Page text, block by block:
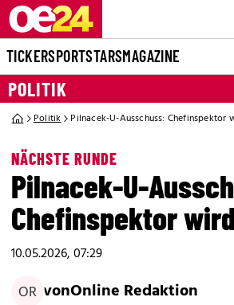
TICKERSPORTSTARSMAGAZINE
POLITIK
Politik Pilnacek-U-Ausschuss:
NÄCHSTE RUNDE
Pilnacek-U-
Chefinspektor
10.05.2026, 07:29
OR vonOnline Redaktion